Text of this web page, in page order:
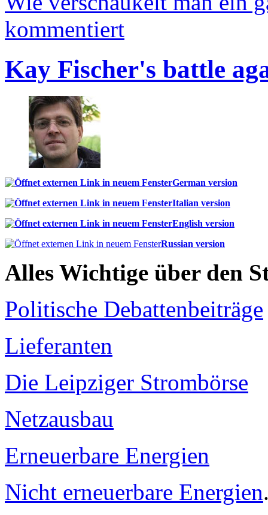
kommentiert
Kay Fischer's battle
German version
Italian version
English version
Russian version
Alles Wichtige über den
Politische Debattenbeiträge
Lieferanten
Die Leipziger Strombörse
Netzausbau
Erneuerbare Energien
Nicht erneuerbare Energien